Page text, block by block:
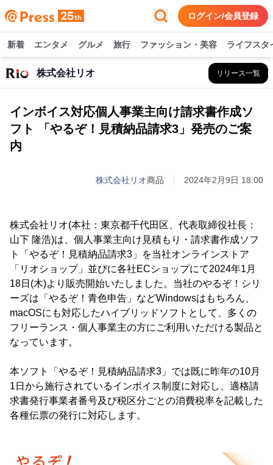
ログイン/会員登録
新着 エンタメ グルメ 旅行 ファッション・美容 ライフスタ
株式会社リオ リリース一覧
インボイス対応個人事業主向け請求書作成ソ
フト 「やるぞ！見積納品請求3」発売のご案
内
株式会社リオ商品 2024年2月9日 18:00
株式会社リオ(本社：東京都千代田区、代表取締役社長：
山下 隆浩)は、個人事業主向け見積もり・請求書作成ソフ
ト「やるぞ！見積納品請求3」を当社オンラインストア
「リオショップ」並びに各社ECショップにて2024年1月
18日(木)より販売開始いたしました。当社のやるぞ！シリ
ーズは「やるぞ！青色申告」などWindowsはもちろん、
macOSにも対応したハイブリッドソフトとして、多くの
フリーランス・個人事業主の方にご利用いただける製品と
なっています。
本ソフト「やるぞ！見積納品請求3」では既に昨年の10月
1日から施行されているインボイス制度に対応し、適格請
求書発行事業者番号及び税区分ごとの消費税率を記載した
各種伝票の発行に対応します。